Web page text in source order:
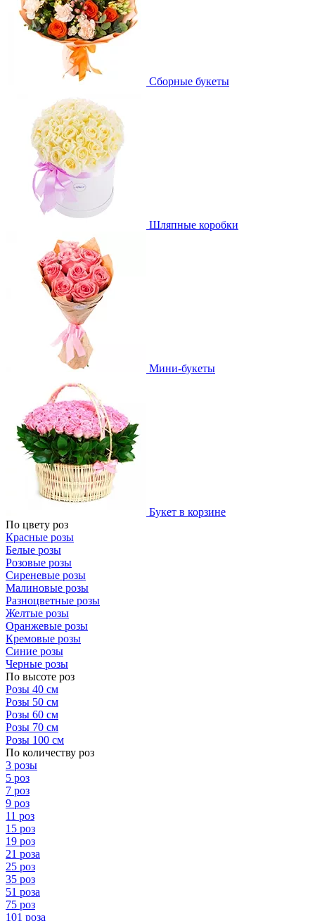
Сборные букеты
Шляпные коробки
Мини-букеты
Букет в корзине
По цвету роз
Красные розы
Белые розы
Розовые розы
Сиреневые розы
Малиновые розы
Разноцветные розы
Желтые розы
Оранжевые розы
Кремовые розы
Синие розы
Черные розы
По высоте роз
Розы 40 см
Розы 50 см
Розы 60 см
Розы 70 см
Розы 100 см
По количеству роз
3 розы
5 роз
7 роз
9 роз
11 роз
15 роз
19 роз
21 роза
25 роз
35 роз
51 роза
75 роз
101 роза